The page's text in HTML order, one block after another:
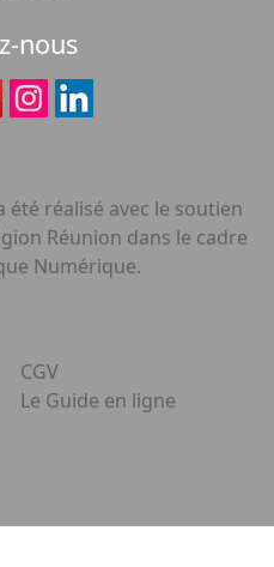
nous
été réalisé avec le soutien
Réunion dans le cadre
Numérique.
CGV
Le Guide en ligne